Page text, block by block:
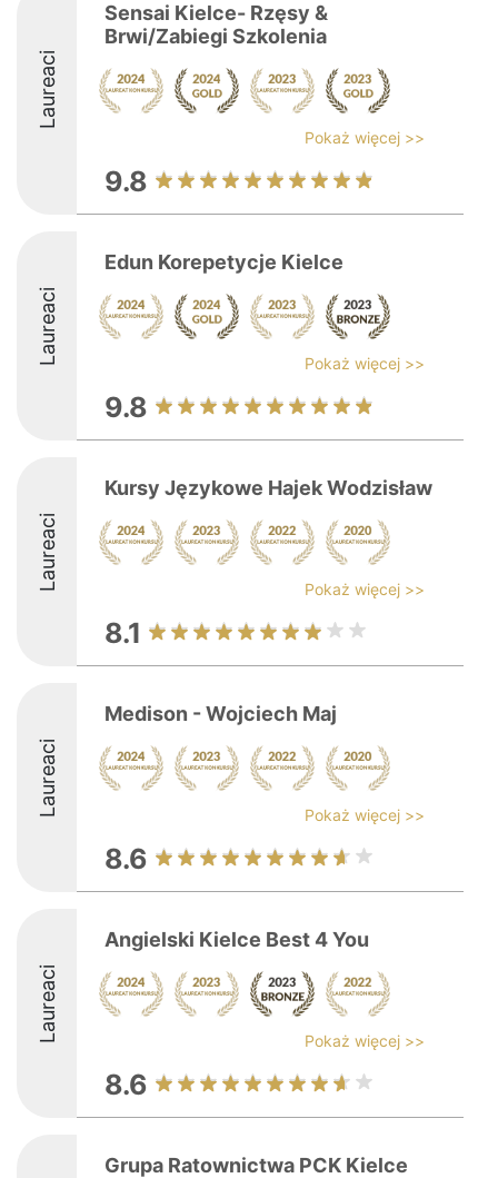
Laureaci
Sensai Kielce- Rzęsy &
Brwi/Zabiegi Szkolenia
Pokaż więcej >>
9.8
Laureaci
Edun Korepetycje Kielce
Pokaż więcej >>
9.8
Laureaci
Kursy Językowe Hajek Wodzisław
Pokaż więcej >>
8.1
Laureaci
Medison - Wojciech Maj
Pokaż więcej >>
8.6
Laureaci
Angielski Kielce Best 4 You
Pokaż więcej >>
8.6
Grupa Ratownictwa PCK Kielce